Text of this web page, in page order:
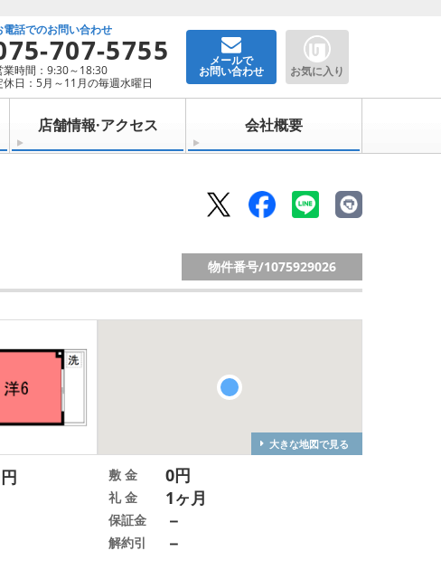
電話でのお問い合わせ
707-5755
業時間：9:30～18:30
休日：5月～11月の毎週水曜日
メールで
お問い合わせ お気に入り
店舗情報·アクセス 会社概要
物件番号/1075929026
大きな地図で見る
円 敷 金 0円
礼 金 1ヶ月
保証金 －
解約引 －